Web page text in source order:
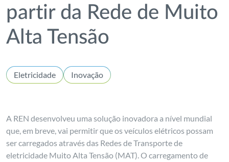
partir da Rede de Muito
Alta Tensão
Eletricidade Inovação
A REN desenvolveu uma solução inovadora a nível mundial
que, em breve, vai permitir que os veículos elétricos possam
ser carregados através das Redes de Transporte de
eletricidade Muito Alta Tensão (MAT). O carregamento de